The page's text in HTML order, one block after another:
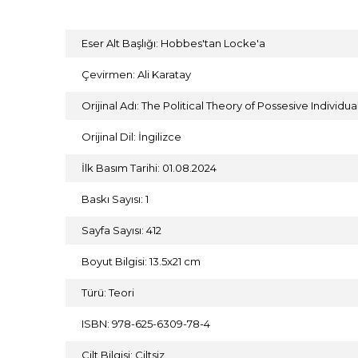
Eser Alt Başlığı: Hobbes'tan Locke'a
Çevirmen: Ali Karatay
Orijinal Adı: The Political Theory of Possesive
Orijinal Dil: İngilizce
İlk Basım Tarihi: 01.08.2024
Baskı Sayısı: 1
Sayfa Sayısı: 412
Boyut Bilgisi: 13.5x21 cm
Türü: Teori
ISBN: 978-625-6309-78-4
Cilt Bilgisi: Ciltsiz